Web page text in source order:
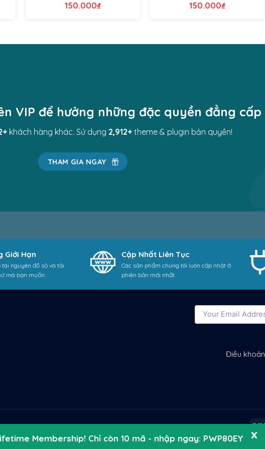
Membership! Chỉ còn 10 mã - nhập ngay: PWP80EY
150.000₫ 150.000₫
VIP để hưởng những đặc quyền đẳng cấp
+ khách hàng khác. Sử dụng 2,982+ theme & plugin bản quyền!
THAM GIA NGAY
Giới Hạn
tài nguyên đồ sộ và tải
mà bạn muốn.
Cập Nhất Liên Tục
Các sản phẩm chúng tôi luôn cập nhật ở
phiên bản mới nhất.
Điều khoản